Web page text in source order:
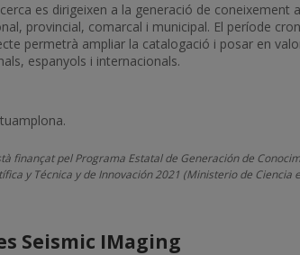
es dirigeixen a la generació de
provincial, comarcal i municipal. El període
permetrà ampliar la catalogació i posar en
espanyols i internacionals.
finançat pel Programa Estatal de Generación de
y Técnica y de Innovación 2021 (Ministerio de Ciencia
Seismic IMaging